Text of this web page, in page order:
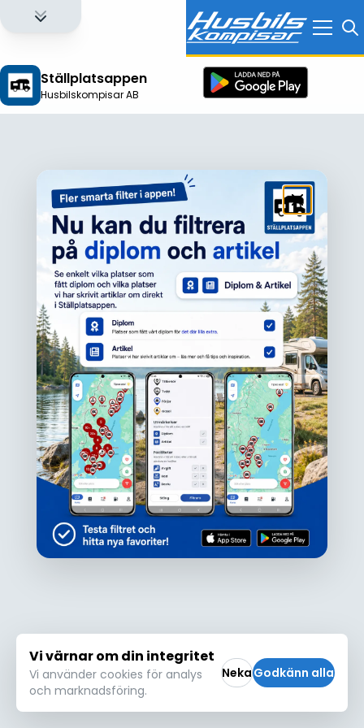
Ställplatsappen
Husbilskompisar AB
Ojdå!
Den här platsen hittades inte eller kunde
inte läsas in korrekt. Vänligen försök igen
Försök igen
Logga in för att få full tillgång till alla funktioner!
Vi värnar om din integritet
Vi använder cookies för analys
och marknadsföring.
NekaGodkänn alla